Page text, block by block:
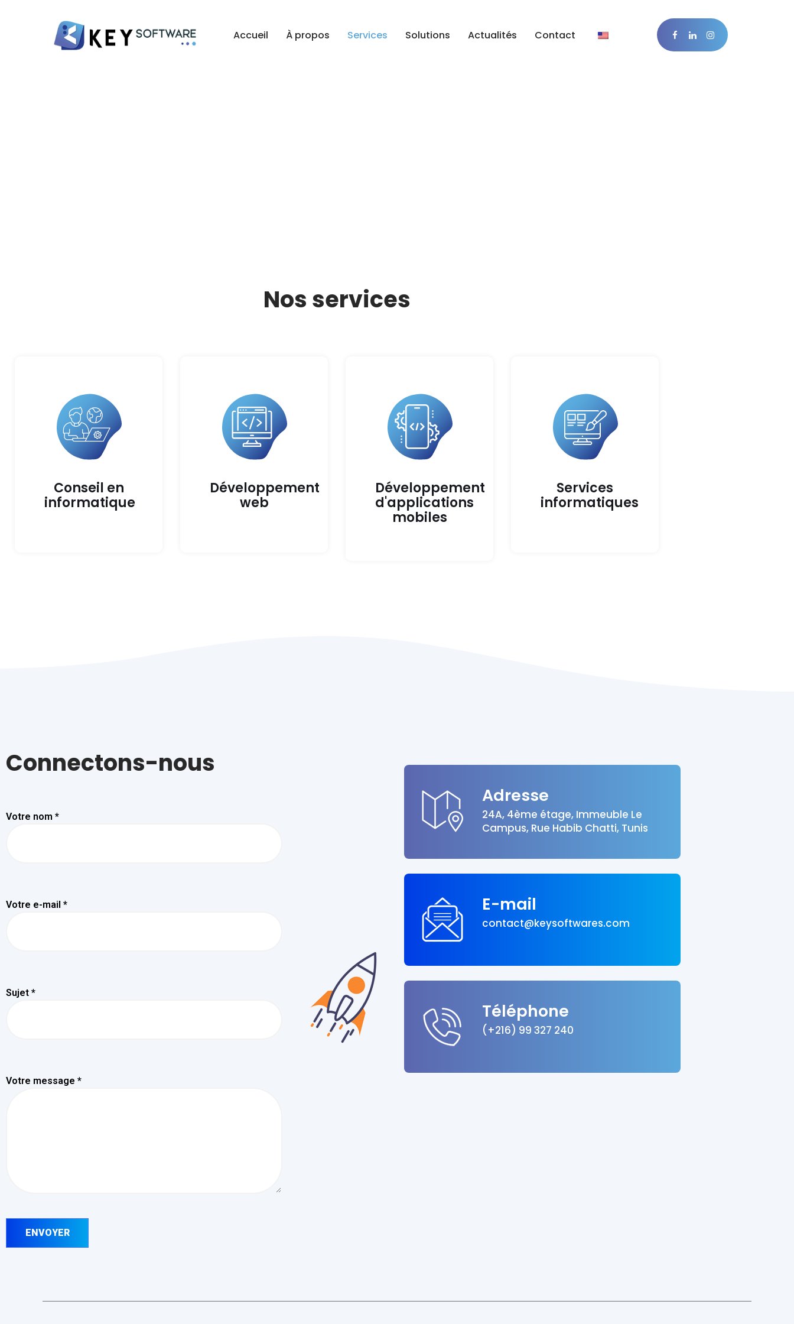
Accueil À propos Services Solutions Actualités Contact
Nos services
Conseil en
informatique
Développement
web
Développement
d'applications
mobiles
Services
informatiques
Connectons-nous
Votre nom *
Votre e-mail *
Sujet *
Votre message *
Adresse
24A, 4ème étage, Immeuble Le
Campus, Rue Habib Chatti, Tunis
E-mail
contact@keysoftwares.com
Téléphone
(+216) 99 327 240